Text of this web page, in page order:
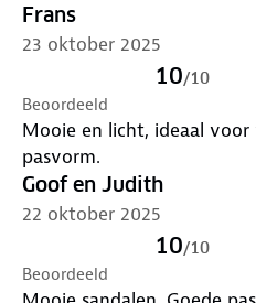
Frans
23 oktober 2025
10/10
Beoordeeld
Mooie en licht, ideaal voor
pasvorm.
Goof en Judith
22 oktober 2025
10/10
Beoordeeld